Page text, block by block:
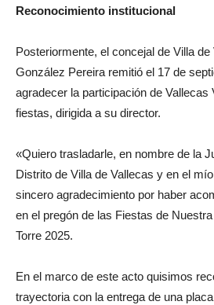
Reconocimiento institucional
Posteriormente, el concejal de Villa
González Pereira remitió el 17 de
agradecer la participación de Vallecas
fiestas, dirigida a su director.
«Quiero trasladarle, en nombre de la
Distrito de Villa de Vallecas y en el
sincero agradecimiento por haber
en el pregón de las Fiestas de
Torre 2025.
En el marco de este acto quisimos
trayectoria con la entrega de una